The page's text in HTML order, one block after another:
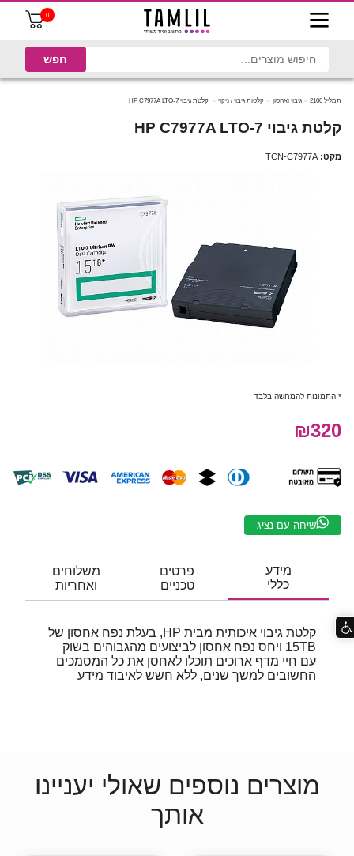
0
תמליל 2100 גיבוי ואחסון קלטות גיבוי / ניקוי קלטת גיבוי HP C7977A LTO-7
קלטת גיבוי HP C7977A LTO-7
מקט: TCN-C7977A
* התמונות להמחשה בלבד
₪320
שיחה עם נציג
מידע
כללי
פרטים
טכניים
משלוחים
ואחריות
קלטת גיבוי איכותית מבית HP, בעלת נפח אחסון של
15TB ויחס נפח אחסון לביצועים מהגבוהים בשוק
עם חיי מדף ארוכים תוכלו לאחסן את כל המסמכים
החשובים למשך שנים, ללא חשש לאיבוד מידע
מוצרים נוספים שאולי יעניינו
אותך